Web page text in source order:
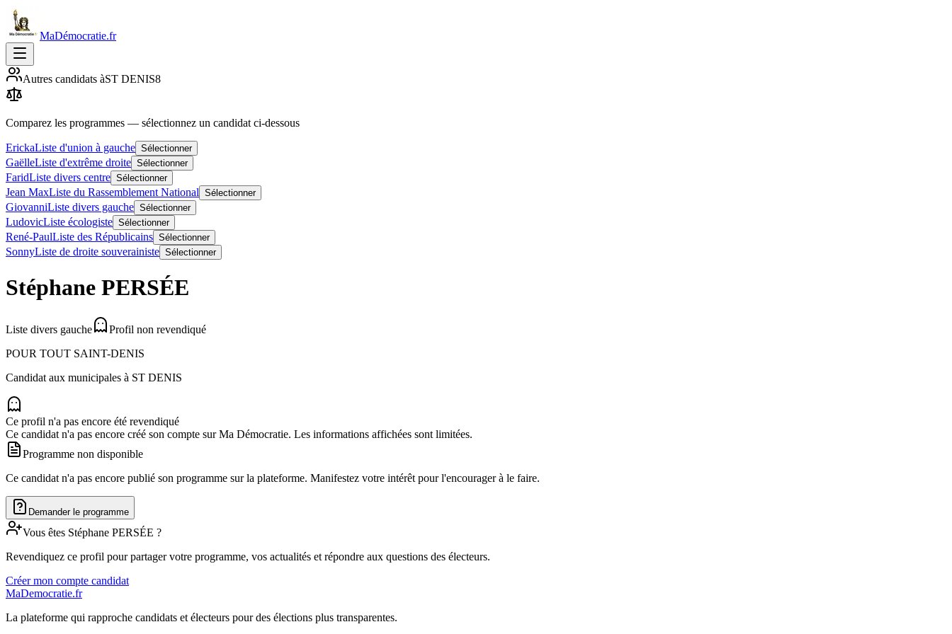
MaDémocratie.fr
Autres candidats àST DENIS8
Comparez les programmes — sélectionnez un candidat ci-dessous
ErickaListe d'union à gauche Sélectionner
GaëlleListe d'extrême droite Sélectionner
FaridListe divers centre Sélectionner
Jean MaxListe du Rassemblement National Sélectionner
GiovanniListe divers gauche Sélectionner
LudovicListe écologiste Sélectionner
René-PaulListe des Républicains Sélectionner
SonnyListe de droite souverainiste Sélectionner
Stéphane PERSÉE
Liste divers gauche
Profil non revendiqué
POUR TOUT SAINT-DENIS
Candidat aux municipales à ST DENIS
Ce profil n'a pas encore été revendiqué
Ce candidat n'a pas encore créé son compte sur Ma Démocratie. Les informations affichées sont limitées.
Programme non disponible
Ce candidat n'a pas encore publié son programme sur la plateforme. Manifestez votre intérêt pour l'encourager à le faire.
Demander le programme
Vous êtes Stéphane PERSÉE ?
Revendiquez ce profil pour partager votre programme, vos actualités et répondre aux questions des électeurs.
Créer mon compte candidat
MaDemocratie.fr
La plateforme qui rapproche candidats et électeurs pour des élections plus transparentes.